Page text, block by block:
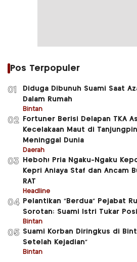
Pos Terpopuler
01
Diduga Dibunuh Suami Saat
Dalam Rumah
Bintan
02
Fortuner Berisi Delapan TKA
Kecelakaan Maut di
Meninggal Dunia
Daerah
03
Heboh! Pria Ngaku-Ngaku
Kepri Aniaya Staf dan Ancam
RAT
Headline
04
Pelantikan “Berdua” Pejabat
Sorotan: Suami Istri Tukar
Bintan
05 Suami Korban Diringkus di
Setelah Kejadian”
Bintan